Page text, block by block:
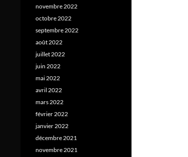
novembre 2022
octobre 2022
septembre 2022
août 2022
juillet 2022
juin 2022
mai 2022
avril 2022
mars 2022
février 2022
janvier 2022
décembre 2021
novembre 2021